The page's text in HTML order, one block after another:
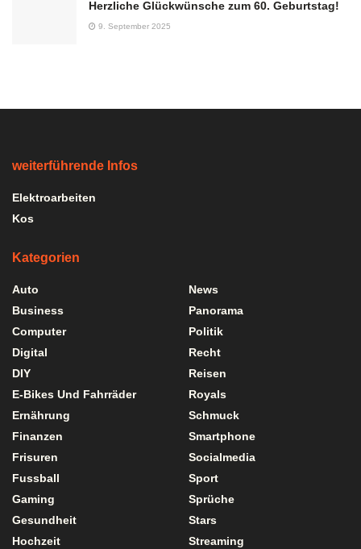
Herzliche Glückwünsche zum 60. Geburtstag!
9. September 2025
weiterführende Infos
Elektroarbeiten
Kos
Kategorien
Auto
Business
Computer
Digital
DIY
E-Bikes Und Fahrräder
Ernährung
Finanzen
Frisuren
Fussball
Gaming
Gesundheit
Hochzeit
News
Panorama
Politik
Recht
Reisen
Royals
Schmuck
Smartphone
Socialmedia
Sport
Sprüche
Stars
Streaming